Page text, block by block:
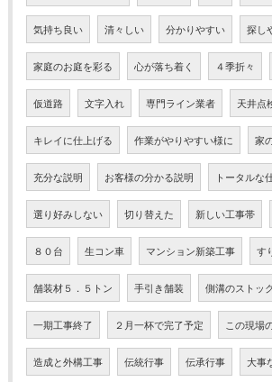
気持ち良い 清々しい 分かりやすい 探し
家庭のお庭を彩る 心が落ち着く ４季折々
仮道路 文字入れ 専門ライン業者 天井点
キレイに仕上げる 作業がやりやすい様に 家
充分な説明 お客様の分かる説明 トータルな
選り好みしない 切り替えた 新しい工事帯
８０台 生コン車 マンション新築工事 す
舗装材５．５トン 手引き舗装 側溝のストック
一期工事終了 ２月一杯で完了予定 この現場
造成と外構工事 伝統行事 伝承行事 大事